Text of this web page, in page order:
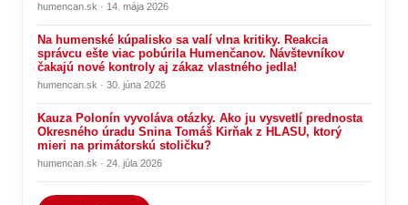
humencan.sk · 14. mája 2026
Na humenské kúpalisko sa valí vlna kritiky. Reakcia
správcu ešte viac pobúrila Humenčanov. Návštevníkov
čakajú nové kontroly aj zákaz vlastného jedla!
humencan.sk · 30. júna 2026
Kauza Polonín vyvoláva otázky. Ako ju vysvetlí prednosta
Okresného úradu Snina Tomáš Kirňak z HLASU, ktorý
mieri na primátorskú stoličku?
humencan.sk · 24. júla 2026